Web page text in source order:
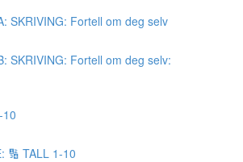
SKRIVING: Fortell om deg selv
SKRIVING: Fortell om deg selv:
10
🔢 TALL 1-10